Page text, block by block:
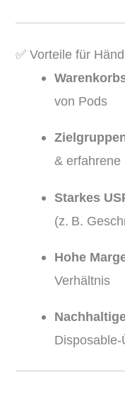
✅ Vorteile für
von Pods
& erfahrene
Starkes
(z. B.
Hohe
Verhältnis